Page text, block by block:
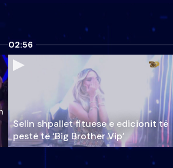
02:56
Selin shpallet fituese e edicionit të
pestë të ‘Big Brother Vip’